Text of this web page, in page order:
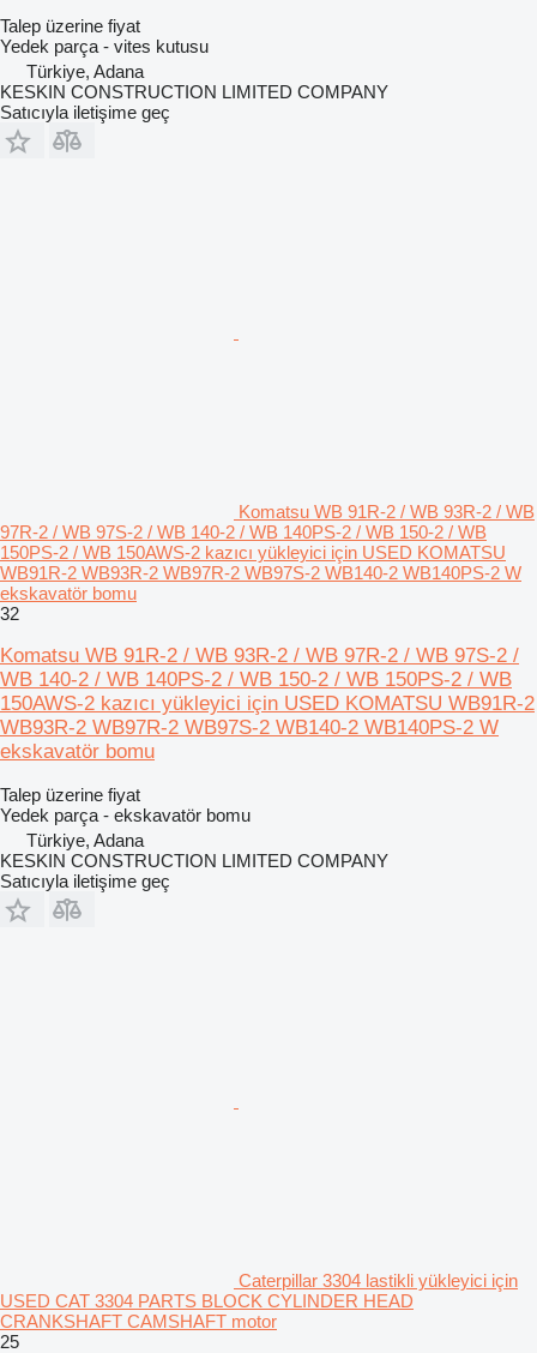
Talep üzerine fiyat
Yedek parça - vites kutusu
Türkiye, Adana
KESKIN CONSTRUCTION LIMITED COMPANY
Satıcıyla iletişime geç
Komatsu WB 91R-2 / WB 93R-2 / WB
97R-2 / WB 97S-2 / WB 140-2 / WB 140PS-2 / WB 150-2 / WB
150PS-2 / WB 150AWS-2 kazıcı yükleyici için USED KOMATSU
WB91R-2 WB93R-2 WB97R-2 WB97S-2 WB140-2 WB140PS-2 W
ekskavatör bomu
32
Komatsu WB 91R-2 / WB 93R-2 / WB 97R-2 / WB 97S-2 /
WB 140-2 / WB 140PS-2 / WB 150-2 / WB 150PS-2 / WB
150AWS-2 kazıcı yükleyici için USED KOMATSU WB91R-2
WB93R-2 WB97R-2 WB97S-2 WB140-2 WB140PS-2 W
ekskavatör bomu
Talep üzerine fiyat
Yedek parça - ekskavatör bomu
Türkiye, Adana
KESKIN CONSTRUCTION LIMITED COMPANY
Satıcıyla iletişime geç
Caterpillar 3304 lastikli yükleyici için
USED CAT 3304 PARTS BLOCK CYLINDER HEAD
CRANKSHAFT CAMSHAFT motor
25